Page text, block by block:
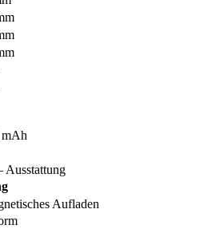
mAh
Ausstattung
Aufladen